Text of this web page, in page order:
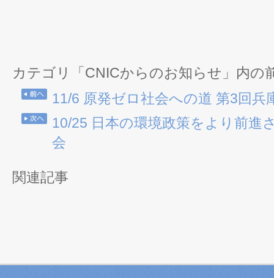
カテゴリ「CNICからのお知らせ」内の
11/6 原発ゼロ社会への道 第3回兵
10/25 日本の環境政策をより前進
会
関連記事